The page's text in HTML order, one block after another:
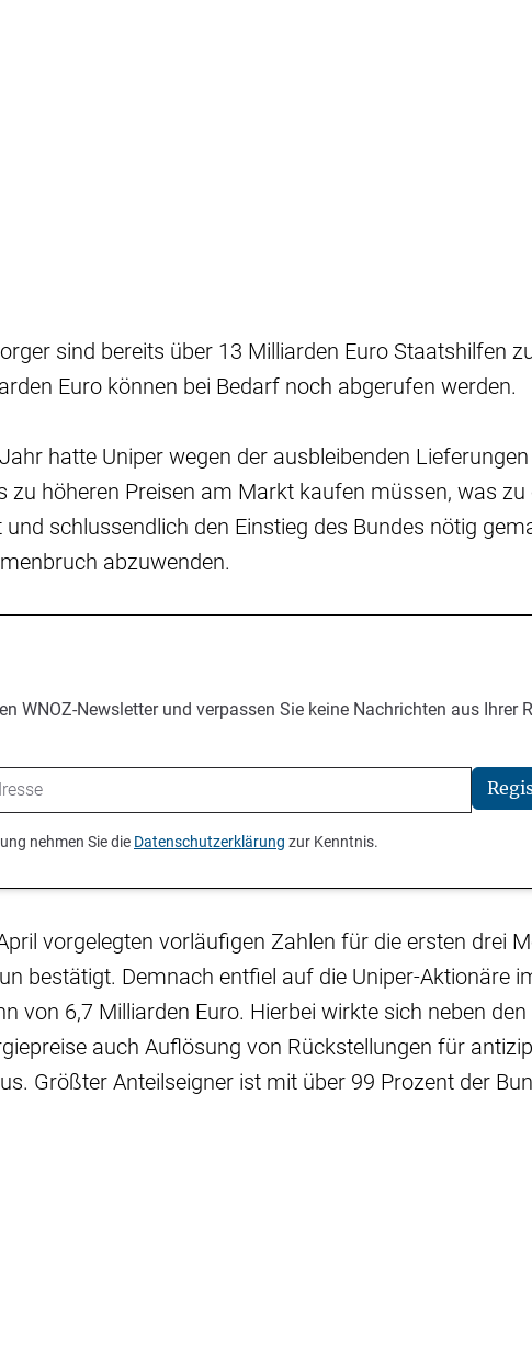
sind bereits über 13 Milliarden Euro Staatshilfen
Euro können bei Bedarf noch abgerufen werden.
hatte Uniper wegen der ausbleibenden
zu höheren Preisen am Markt kaufen müssen, was zu
schlussendlich den Einstieg des Bundes nötig
abzuwenden.
WNOZ-Newsletter und verpassen Sie keine Nachrichten aus Ihrer
nehmen Sie die Datenschutzerklärung zur Kenntnis.
vorgelegten vorläufigen Zahlen für die ersten drei
bestätigt. Demnach entfiel auf die Uniper-Aktionäre
von 6,7 Milliarden Euro. Hierbei wirkte sich neben den
auch Auflösung von Rückstellungen für
Größter Anteilseigner ist mit über 99 Prozent der